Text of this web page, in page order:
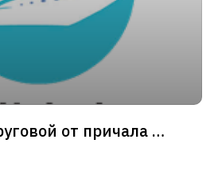
Маршрут №4 Круговой от причала «Зарядье»